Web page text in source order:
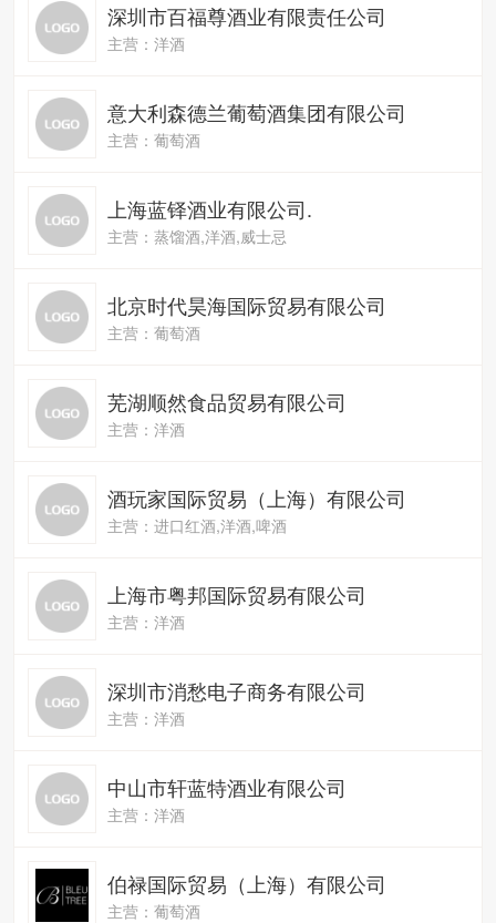
深圳市百福尊酒业有限责任公司
主营：洋酒
意大利森德兰葡萄酒集团有限公司
主营：葡萄酒
上海蓝铎酒业有限公司.
主营：蒸馏酒,洋酒,威士忌
北京时代昊海国际贸易有限公司
主营：葡萄酒
芜湖顺然食品贸易有限公司
主营：洋酒
酒玩家国际贸易（上海）有限公司
主营：进口红酒,洋酒,啤酒
上海市粤邦国际贸易有限公司
主营：洋酒
深圳市消愁电子商务有限公司
主营：洋酒
中山市轩蓝特酒业有限公司
主营：洋酒
伯禄国际贸易（上海）有限公司
主营：葡萄酒